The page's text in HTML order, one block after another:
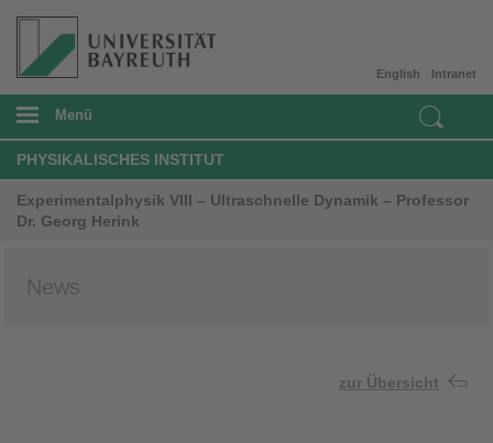
Intranet
English
Menü
PHYSIKALISCHES INSTITUT
Experimentalphysik VIII – Ultraschnelle Dynamik – Professor
Dr. Georg Herink
News
zur Übersicht